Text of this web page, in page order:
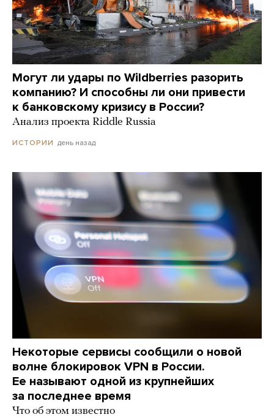
Могут ли удары по Wildberries разорить
компанию? И способны ли они привести
к банковскому кризису в России?
Анализ проекта Riddle Russia
ИСТОРИИ день назад
Некоторые сервисы сообщили о новой
волне блокировок VPN в России.
Ее называют одной из крупнейших
за последнее время
Что об этом известно